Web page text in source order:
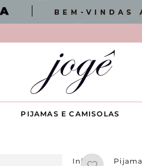
PIJAMAS E CAMISOLAS
Pijama